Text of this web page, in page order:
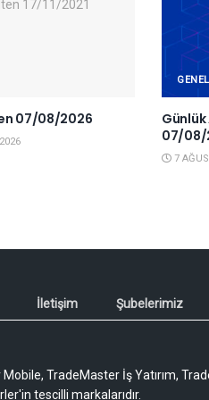
07/08/2026
GENEL
Günlük
07/08/
7
İletişim Şubelerimiz
TradeMaster İş Yatırım,
tescilli markalarıdır.